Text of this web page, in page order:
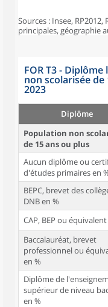
Sources : Insee,
principales, géographie
FOR T3 -
non scolarisée de
2023
Diplôme
Population non
de 15 ans ou plus
Aucun diplôme ou
d'études primaires en
BEPC, brevet des
DNB en %
CAP, BEP ou
Baccalauréat, brevet
professionnel ou
en %
Diplôme de
supérieur de niveau
en %